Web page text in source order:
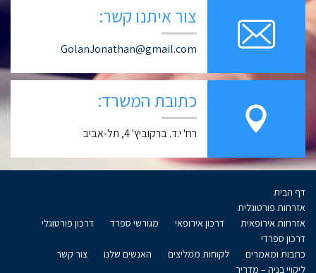
צור איתנו קשר:
GolanJonathan@gmail.com
כתובת המשרד:
רח' י.ד. ברקוביץ' 4, תל-אביב
דף הבית
אזרחות פורטוגלית
אזרחות אירופאית
דרכון אירופאי מגורשי ספרד
דרכון פורטוגלי
דרכון ספרדי
כתבות ומאמרים
לקוחות ממליצים האנשים שלנו
צור קשר
ליקויי בניה – מדריך